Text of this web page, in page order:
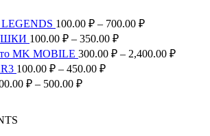
100.00 ₽ – 700.00 ₽
100.00 ₽ – 350.00 ₽
MK MOBILE 300.00 ₽ – 2,400.00 ₽
100.00 ₽ – 450.00 ₽
₽ – 500.00 ₽